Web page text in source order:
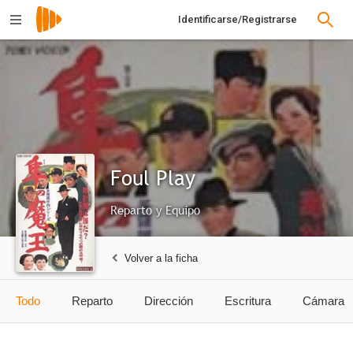
Identificarse/Registrarse
Foul Play
Reparto y Equipo
Volver a la ficha
Todo Reparto Dirección Escritura Cámara